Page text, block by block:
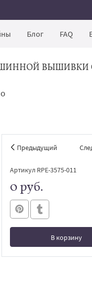
Блог FAQ
ВЫШИВКИ
Предыдущий
Артикул RPE-3575-011
0 руб.
В корзину
В корзине